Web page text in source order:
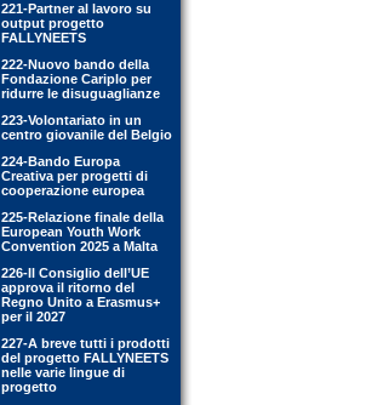
221-Partner al lavoro su
output progetto
FALLYNEETS
222-Nuovo bando della
Fondazione Cariplo per
ridurre le disuguaglianze
223-Volontariato in un
centro giovanile del Belgio
224-Bando Europa
Creativa per progetti di
cooperazione europea
225-Relazione finale della
European Youth Work
Convention 2025 a Malta
226-Il Consiglio dell’UE
approva il ritorno del
Regno Unito a Erasmus+
per il 2027
227-A breve tutti i prodotti
del progetto FALLYNEETS
nelle varie lingue di
progetto